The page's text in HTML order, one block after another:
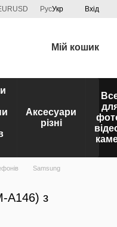
USD РусУкр Вхід
Мій кошик
Аксесуари
різні
Samsung
A146) з